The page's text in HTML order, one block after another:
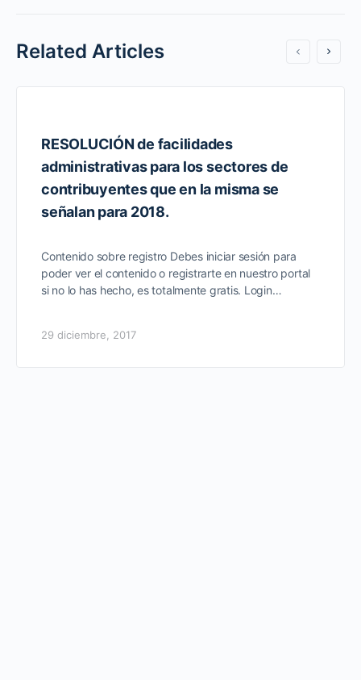
Related Articles
RESOLUCIÓN de facilidades
administrativas para los sectores de
contribuyentes que en la misma se
señalan para 2018.
Contenido sobre registro Debes iniciar sesión para
poder ver el contenido o registrarte en nuestro portal
si no lo has hecho, es totalmente gratis. Login…
29 diciembre, 2017